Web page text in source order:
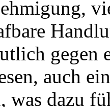
gegen
auch
was dazu